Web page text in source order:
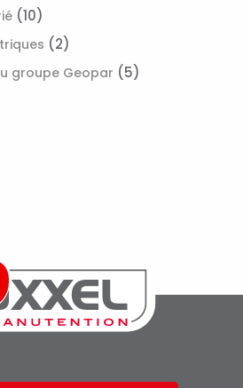
(10)
(2)
groupe Geopar (5)